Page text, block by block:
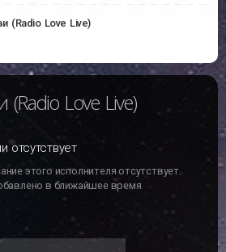
(Radio Love Live)
Love Live)
отсутствует
этого исполнителя отсутствует.
в ближайшее время